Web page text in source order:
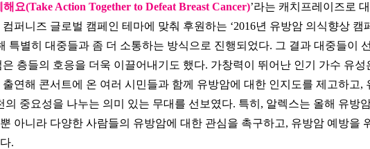
요(Take Action Together to Defeat Breast Cancer)’라는 캐치프레이즈로
퍼니즈 글로벌 캠페인 테마에 맞춰 후원하는 ‘2016년 유방암 의식향상 캠
특별히 대중들과 좀 더 소통하는 방식으로 진행되었다. 그 결과 대중들이
층들의 호응을 더욱 이끌어내기도 했다. 가창력이 뛰어난 인기 가수 유성
연해 콘서트에 온 여러 시민들과 함께 유방암에 대한 인지도를 제고하고,
중요성을 나누는 의미 있는 무대를 선보였다. 특히, 알렉스는 올해 유방
아니라 다양한 사람들의 유방암에 대한 관심을 촉구하고, 유방암 예방을
.